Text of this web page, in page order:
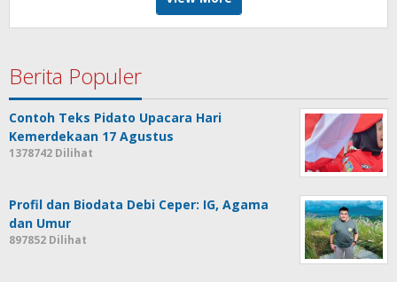
Berita Populer
Contoh Teks Pidato Upacara Hari
Kemerdekaan 17 Agustus
1378742 Dilihat
Profil dan Biodata Debi Ceper: IG, Agama
dan Umur
897852 Dilihat